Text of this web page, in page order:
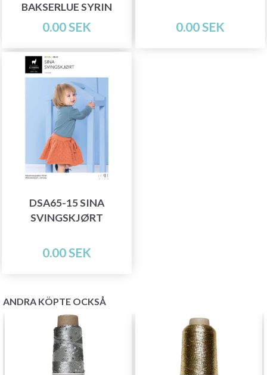
BAKSERLUE SYRIN
0.00 SEK 0.00 SEK
DSA65-15 SINA
SVINGSKJØRT
0.00 SEK
ANDRA KÖPTE OCKSÅ